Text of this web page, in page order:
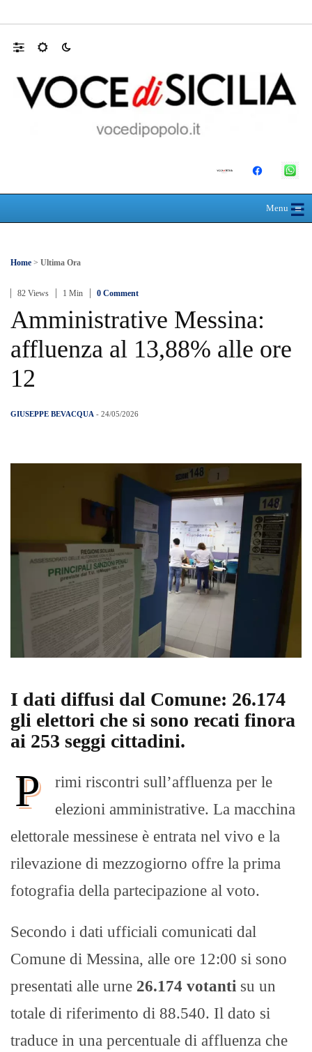
Menu≡
☰
Home > Ultima Ora
82 Views 1 Min 0 Comment
Amministrative Messina:
affluenza al 13,88% alle ore
12
GIUSEPPE BEVACQUA - 24/05/2026
I dati diffusi dal Comune: 26.174
gli elettori che si sono recati finora
ai 253 seggi cittadini.
P
rimi riscontri sull’affluenza per le
elezioni amministrative. La macchina
elettorale messinese è entrata nel vivo e la
rilevazione di mezzogiorno offre la prima
fotografia della partecipazione al voto.
Secondo i dati ufficiali comunicati dal
Comune di Messina, alle ore 12:00 si sono
presentati alle urne 26.174 votanti su un
totale di riferimento di 88.540. Il dato si
traduce in una percentuale di affluenza che